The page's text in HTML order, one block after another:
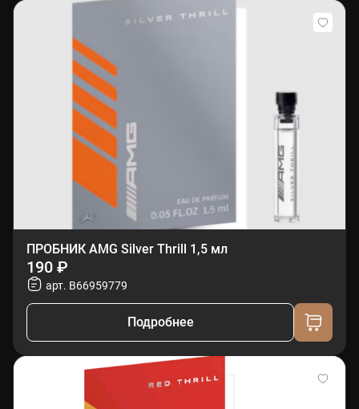
ПРОБНИК AMG Silver Thrill 1,5 мл
190 ₽
арт. B66959779
Подробнее